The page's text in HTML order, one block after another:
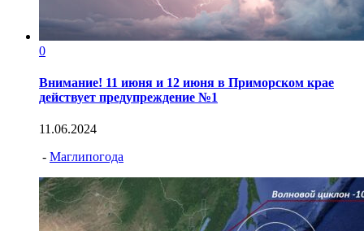
0
Внимание! 11 июня и 12 июня в Приморском крае
действует предупреждение №1
11.06.2024
- Маглипогода